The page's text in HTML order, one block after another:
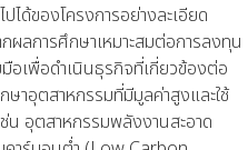
ได้ของโครงการอย่างละเอียด
ผลการศึกษาเหมาะสมต่อการลงทุน
อเพื่อดำเนินธุรกิจที่เกี่ยวข้องต่อ
อุตสาหกรรมที่มีมูลค่าสูงและใช้
น อุตสาหกรรมพลังงานสะอาด